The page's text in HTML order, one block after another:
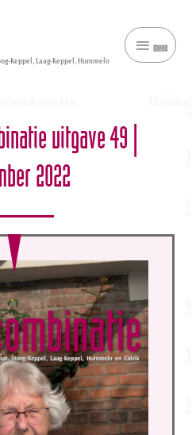
Keppel, Laag-Keppel, Hummelo
menumenu
uitgave 49 |
2022